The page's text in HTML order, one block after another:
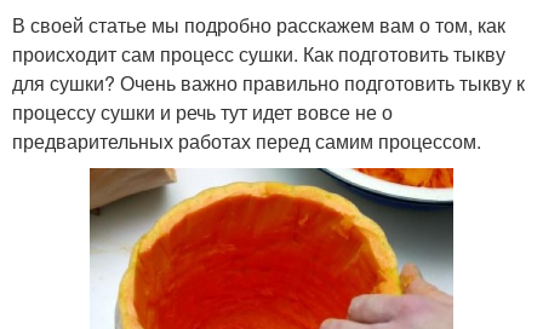
В своей статье мы подробно расскажем вам о том, как
происходит сам процесс сушки. Как подготовить тыкву
для сушки? Очень важно правильно подготовить тыкву к
процессу сушки и речь тут идет вовсе не о
предварительных работах перед самим процессом.